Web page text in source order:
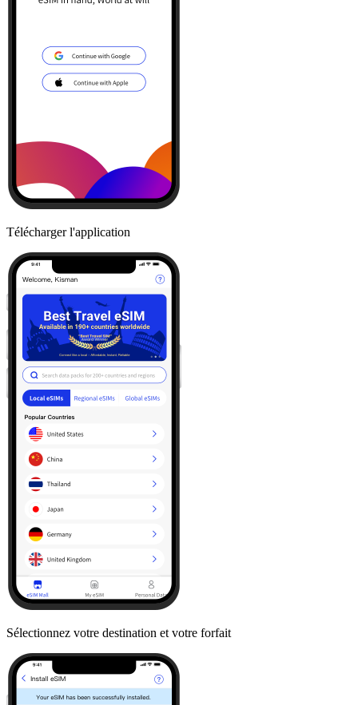
Télécharger l'application
Sélectionnez votre destination et votre forfait